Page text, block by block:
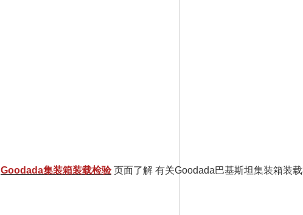
Goodada集装箱装载检验页面了解 有关Goodada巴基斯坦集装箱装